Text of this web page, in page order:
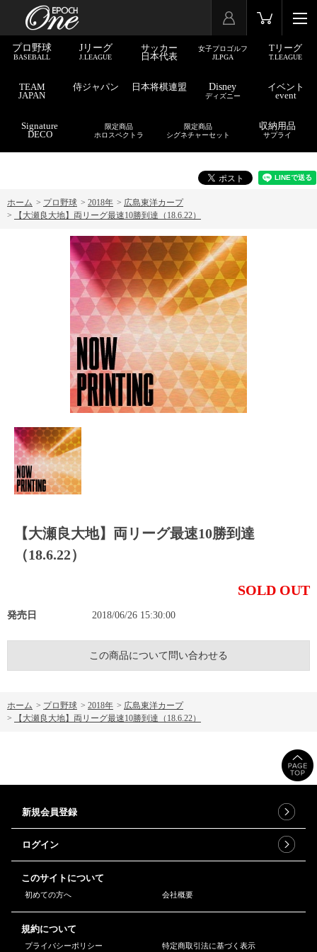
プロ野球
BASEBALL
Jリーグ
J.LEAGUE
サッカー
日本代表
女子プロゴルフ
JLPGA
Tリーグ
T.LEAGUE
TEAM
JAPAN
侍ジャパン 日本将棋連盟 Disney
ディズニー
イベント
event
Signature
DECO
限定商品
ホロスペクトラ
限定商品
シグネチャーセット
収納用品
サプライ
ホーム > プロ野球 > 2018年 > 広島東洋カープ
>
【大瀬良大地】両リーグ最速10勝到達（18.6.22）
【大瀬良大地】両リーグ最速10勝到達
（18.6.22）
SOLD OUT
発売日 2018/06/26 15:30:00
この商品について問い合わせる
ホーム > プロ野球 > 2018年 > 広島東洋カープ
>
【大瀬良大地】両リーグ最速10勝到達（18.6.22）
新規会員登録
ログイン
このサイトについて
初めての方へ 会社概要
規約について
プライバシーポリシー 特定商取引法に基づく表示